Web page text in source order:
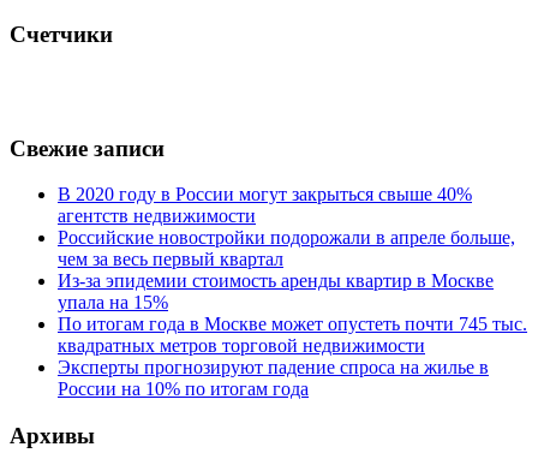
Счетчики
Свежие записи
В 2020 году в России могут закрыться свыше 40%
агентств недвижимости
Российские новостройки подорожали в апреле больше,
чем за весь первый квартал
Из-за эпидемии стоимость аренды квартир в Москве
упала на 15%
По итогам года в Москве может опустеть почти 745 тыс.
квадратных метров торговой недвижимости
Эксперты прогнозируют падение спроса на жилье в
России на 10% по итогам года
Архивы